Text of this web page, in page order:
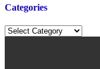
Categories
Categories